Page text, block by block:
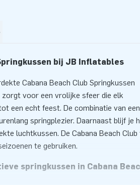
bij JB Inflatables
Cabana Beach Club Springkussen
voor een vrolijke sfeer die elk
een echt feest. De combinatie van een
springplezier. Daarnaast blijf je
luchtkussen. De Cabana Beach
te gebruiken.
springkussen in Cabana